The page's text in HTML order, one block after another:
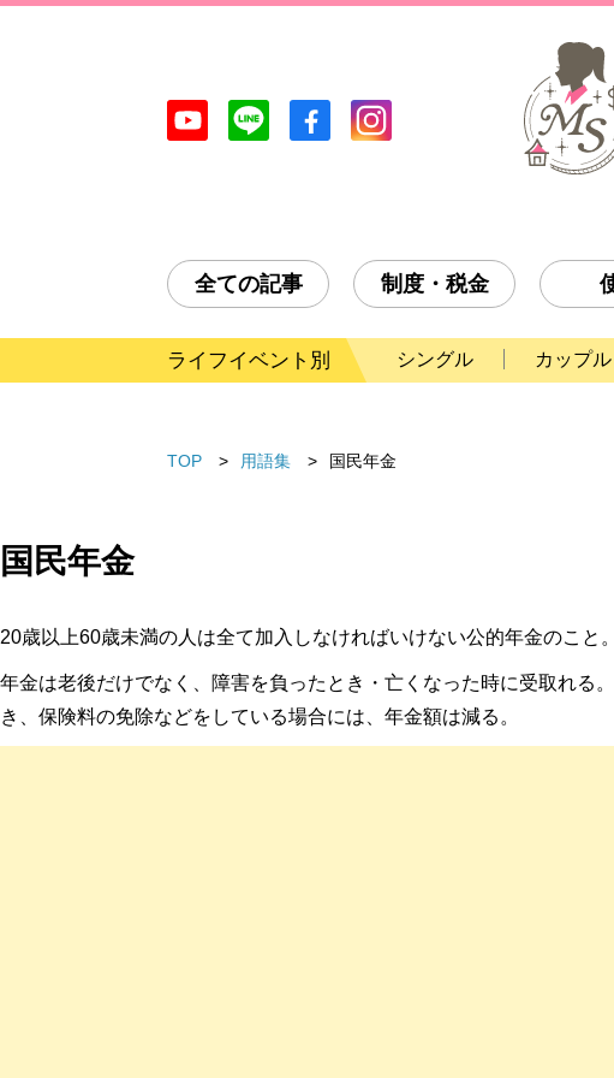
全ての記事 制度・税金
ライフイベント別 シングル カップル
TOP 用語集 国民年金
国民年金
20歳以上60歳未満の人は全て加入しなければいけない公的年金のこと。
年金は老後だけでなく、障害を負ったとき・亡くなった時に受取れ
き、保険料の免除などをしている場合には、年金額は減る。